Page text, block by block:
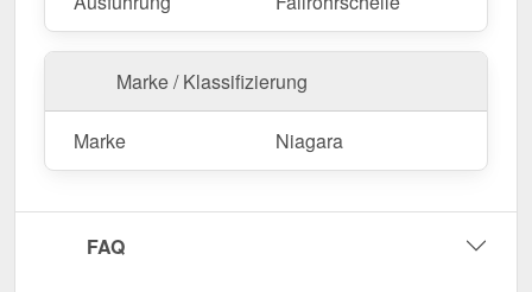
Marke / Klassifizierung
Marke Niagara
FAQ